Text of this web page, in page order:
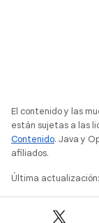
El contenido y las
están sujetas a las
Contenido. Java y
afiliados.
Última